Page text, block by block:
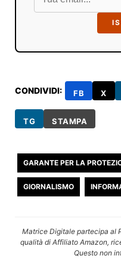
CONDIVIDI: FB X
TG STAMPA
GARANTE PER LA
GIORNALISMO
Matrice Digitale partecipa al
qualità di Affiliato Amazon,
Questo non